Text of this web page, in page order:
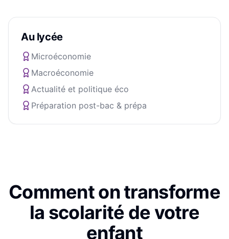
Au lycée
Microéconomie
Macroéconomie
Actualité et politique éco
Préparation post-bac & prépa
Comment on transforme
la scolarité de votre
enfant